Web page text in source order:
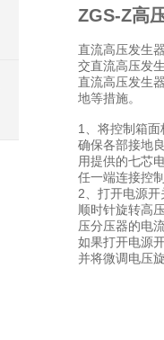
ZGS-Z高
直流高压发生
交直流高压发
直流高压发生
地等措施。
1、将控制箱
确保各部接地
用提供的七芯
任一端连接控
2、打开电源
顺时针旋转高
压分压器的电
如果打开电源
并将微调电压